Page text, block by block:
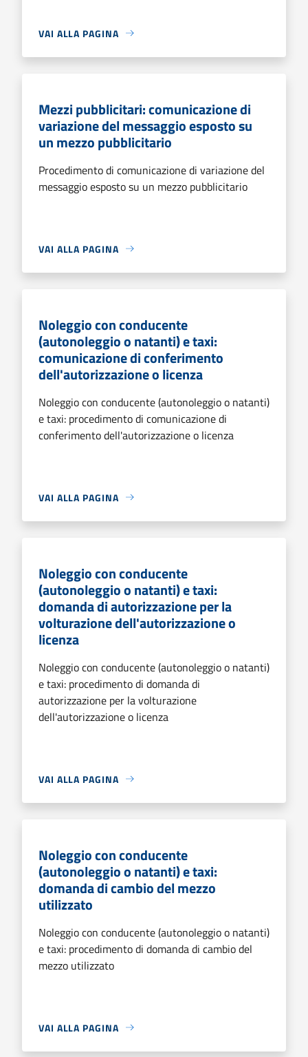
VAI ALLA PAGINA
Mezzi pubblicitari: comunicazione di
variazione del messaggio esposto su
un mezzo pubblicitario
Procedimento di comunicazione di variazione del
messaggio esposto su un mezzo pubblicitario
VAI ALLA PAGINA
Noleggio con conducente
(autonoleggio o natanti) e taxi:
comunicazione di conferimento
dell'autorizzazione o licenza
Noleggio con conducente (autonoleggio o natanti)
e taxi: procedimento di comunicazione di
conferimento dell'autorizzazione o licenza
VAI ALLA PAGINA
Noleggio con conducente
(autonoleggio o natanti) e taxi:
domanda di autorizzazione per la
volturazione dell'autorizzazione o
licenza
Noleggio con conducente (autonoleggio o natanti)
e taxi: procedimento di domanda di
autorizzazione per la volturazione
dell'autorizzazione o licenza
VAI ALLA PAGINA
Noleggio con conducente
(autonoleggio o natanti) e taxi:
domanda di cambio del mezzo
utilizzato
Noleggio con conducente (autonoleggio o natanti)
e taxi: procedimento di domanda di cambio del
mezzo utilizzato
VAI ALLA PAGINA